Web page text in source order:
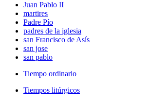
Juan Pablo II
martires
Padre Pío
padres de la iglesia
san Francisco de Asís
san jose
san pablo
Tiempo ordinario
Tiempos litúrgicos